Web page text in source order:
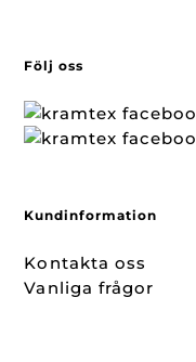
Följ oss
Kundinformation
Kontakta oss
Vanliga frågor